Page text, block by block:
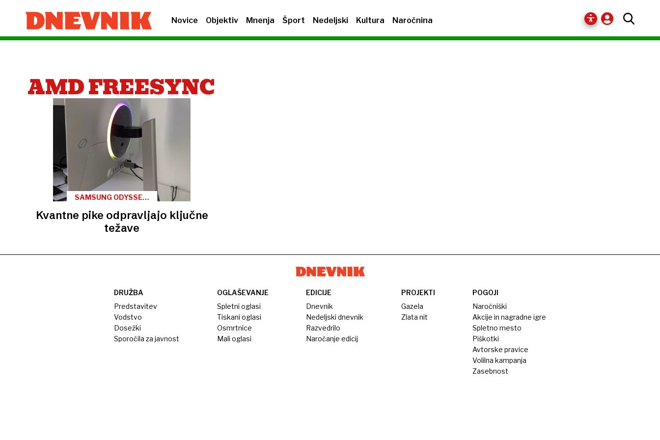
Novice Objektiv Mnenja Šport Nedeljski Kultura Naročnina
AMD FREESYNC
SAMSUNG ODYSSEY
Kvantne pike odpravljajo ključne
težave
DRUŽBA
Predstavitev
Vodstvo
Dosežki
Sporočila za javnost
OGLAŠEVANJE
Spletni oglasi
Tiskani oglasi
Osmrtnice
Mali oglasi
EDICIJE
Dnevnik
Nedeljski dnevnik
Razvedrilo
Naročanje edicij
PROJEKTI
Gazela
Zlata nit
POGOJI
Naročniški
Akcije in nagradne igre
Spletno mesto
Piškotki
Avtorske pravice
Volilna kampanja
Zasebnost